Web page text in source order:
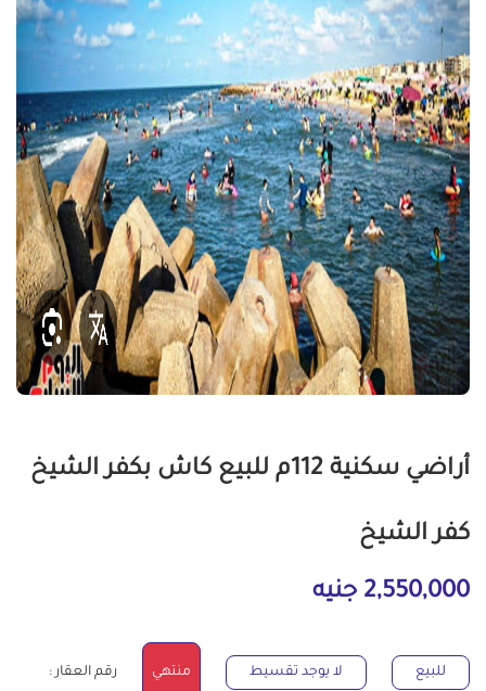
أراضي سكنية 112م للبيع كاش بكفر الشيخ
كفر الشيخ
2,550,000 جنيه
للبيع لا يوجد تقسيط منتهي رقم العقار :